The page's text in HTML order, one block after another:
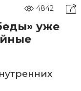
4842
уже